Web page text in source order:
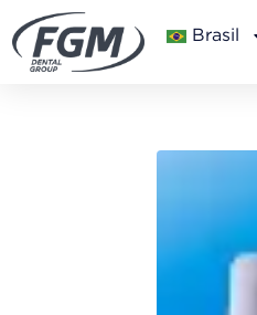
Brasil